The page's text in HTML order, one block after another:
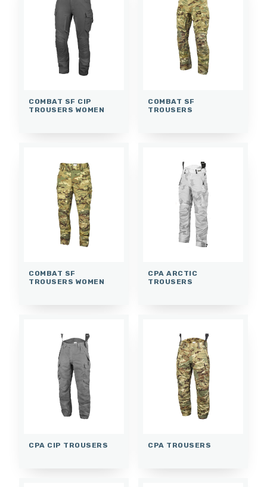
COMBAT SF CIP
TROUSERS WOMEN
COMBAT SF
TROUSERS
COMBAT SF
TROUSERS WOMEN
CPA ARCTIC
TROUSERS
CPA CIP TROUSERS CPA TROUSERS